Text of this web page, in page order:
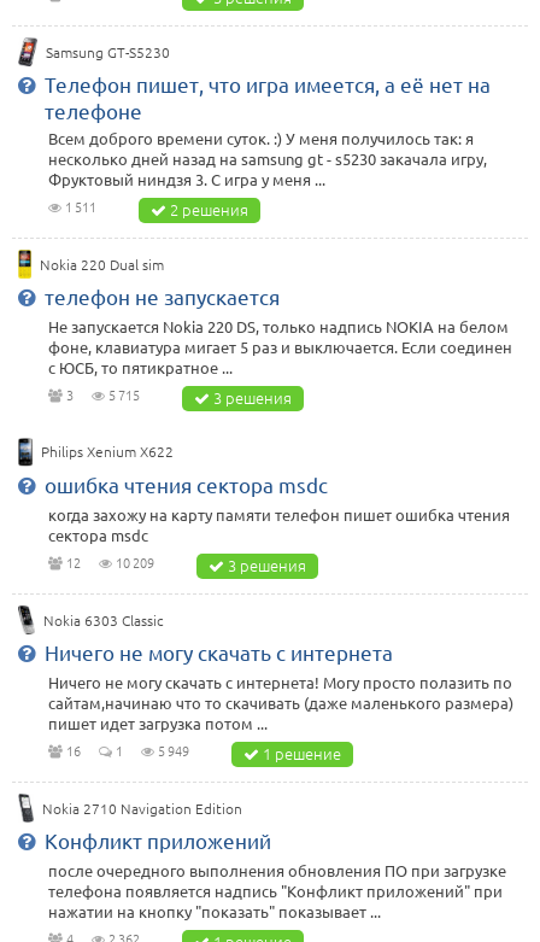
Samsung GT-S5230
Телефон пишет, что игра имеется, а её нет на
телефоне
Всем доброго времени суток. :) У меня получилось так: я
несколько дней назад на samsung gt - s5230 закачала игру,
Фруктовый ниндзя 3. С игра у меня ...
1 511 2 решения
Nokia 220 Dual sim
телефон не запускается
Не запускается Nokia 220 DS, только надпись NOKIA на белом
фоне, клавиатура мигает 5 раз и выключается. Если соединен
с ЮСБ, то пятикратное ...
3 5 715 3 решения
Philips Xenium X622
ошибка чтения сектора msdc
когда захожу на карту памяти телефон пишет ошибка чтения
сектора msdc
12 10 209 3 решения
Nokia 6303 Classic
Ничего не могу скачать с интернета
Ничего не могу скачать с интернета! Могу просто полазить по
сайтам,начинаю что то скачивать (даже маленького размера)
пишет идет загрузка потом ...
16 1 5 949 1 решение
Nokia 2710 Navigation Edition
Конфликт приложений
после очередного выполнения обновления ПО при загрузке
телефона появляется надпись "Конфликт приложений" при
нажатии на кнопку "показать" показывает ...
4 2 362